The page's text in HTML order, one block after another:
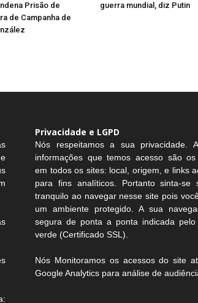
Prisão de
de Campanha de
guerra mundial, diz Putin
Privacidade e LGPD
Nós respeitamos a sua privacidade.
informações que temos acesso são os
em todos os sites: local, origem, e links
para fins analíticos. Portanto sinta-se
tranquilo ao navegar nesse site pois
um ambiente protegido. A sua
segura de ponta a ponta indicada pelo
verde (Certificado SSL).
Nós Monitoramos os acessos do site
Google Analytics para análise de